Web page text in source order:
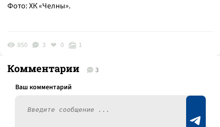
Фото: ХК «Челны».
850 3 0 1
Комментарии 3